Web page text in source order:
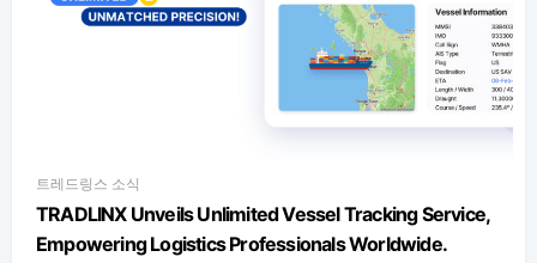
트레드링스 소식
TRADLINX Unveils Unlimited Vessel Tracking Service,
Empowering Logistics Professionals Worldwide.